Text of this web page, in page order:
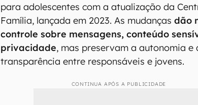
para adolescentes com a atualização da
Família, lançada em 2023. As mudançasdão
controle sobre mensagens, conteúdo
privacidade, mas preservam a autonomia e
transparência entre responsáveis e jovens.
CONTINUA APÓS A PUBLICIDADE